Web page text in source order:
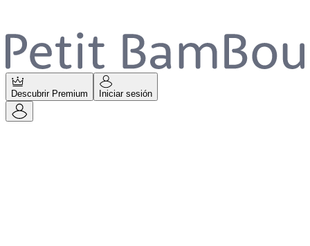
Descubrir Premium Iniciar sesión